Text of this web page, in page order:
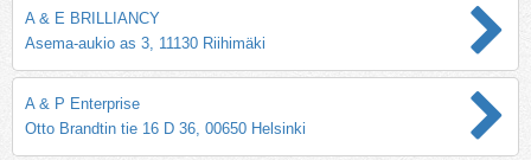
A & E BRILLIANCY
Asema-aukio as 3, 11130 Riihimäki
A & P Enterprise
Otto Brandtin tie 16 D 36, 00650 Helsinki